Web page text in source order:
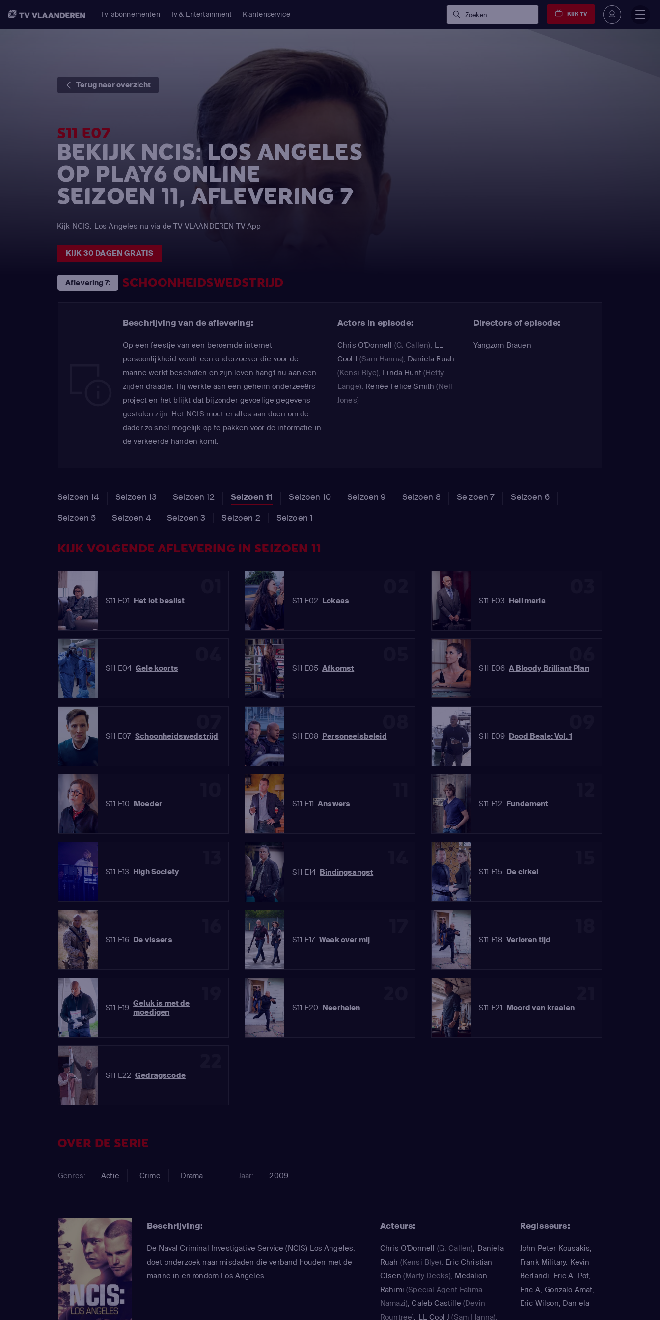
Tv-abonnementen Tv & Entertainment Klantenservice Zoeken... KIJK TV
Terug naar overzicht
S11 E07
BEKIJK NCIS: LOS ANGELES
OP PLAY6 ONLINE
SEIZOEN 11, AFLEVERING 7
Kijk NCIS: Los Angeles nu via de TV VLAANDEREN TV App
KIJK 30 DAGEN GRATIS
Aflevering 7: SCHOONHEIDSWEDSTRIJD
Beschrijving van de aflevering:
Op een feestje van een beroemde internet
persoonlijkheid wordt een onderzoeker die voor de
marine werkt beschoten en zijn leven hangt nu aan een
zijden draadje. Hij werkte aan een geheim onderzeeërs
project en het blijkt dat bijzonder gevoelige gegevens
gestolen zijn. Het NCIS moet er alles aan doen om de
dader zo snel mogelijk op te pakken voor de informatie in
de verkeerde handen komt.
Actors in episode:
Chris O'Donnell (G. Callen), LL
Cool J (Sam Hanna), Daniela Ruah
(Kensi Blye), Linda Hunt(Hetty
Lange), Renée Felice Smith (Nell
Jones)
Directors of episode:
Yangzom Brauen
Seizoen 14 Seizoen 13 Seizoen 12 Seizoen 11 Seizoen 10 Seizoen 9 Seizoen 8 Seizoen 7
Seizoen 6
Seizoen 5
Seizoen 4 Seizoen 3 Seizoen 2 Seizoen 1
KIJK VOLGENDE AFLEVERING IN SEIZOEN 11
S11 E01 Het lot beslist S11 E02 Lokaas S11 E03 Heil maria
S11 E04 Gele koorts S11 E05 Afkomst S11 E06 A Bloody Brilliant Plan
S11 E07 Schoonheidswedstrijd S11 E08 Personeelsbeleid S11 E09 Dood Beale: Vol. 1
S11 E10 Moeder S11 E11 Answers S11 E12 Fundament
S11 E13 High Society S11 E14 Bindingsangst S11 E15 De cirkel
S11 E16 De vissers S11 E17 Waak over mij S11 E18 Verloren tijd
S11 E19 Geluk is met de
moedigen
S11 E20 Neerhalen S11 E21 Moord van kraaien
S11 E22 Gedragscode
OVER DE SERIE
Genres: Actie Crime Drama Jaar: 2009
Beschrijving:
De Naval Criminal Investigative Service (NCIS) Los Angeles,
doet onderzoek naar misdaden die verband houden met de
marine in en rondom Los Angeles.
Acteurs:
Chris O'Donnell (G. Callen) Daniela
Ruah (Kensi Blye) Eric Christian
Olsen (Marty Deeks) Medalion
Rahimi (Special Agent Fatima
Namazi) ,Caleb Castille (Devin
Rountree) LL Cool J (Sam Hanna)
Regisseurs:
John Peter Kousakis,
Frank Military, Kevin
Berlandi, Eric A. Pot,
Eric A, Gonzalo Amat,
Eric Wilson, Daniela